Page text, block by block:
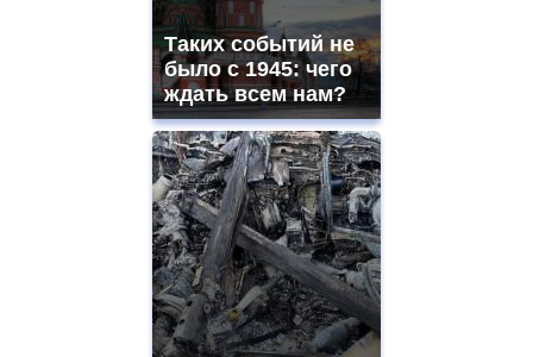
Таких событий не
было с 1945: чего
ждать всем нам?